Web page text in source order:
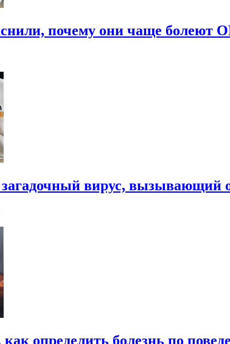
почему они чаще болеют
загадочный вирус,
как определить болезнь по